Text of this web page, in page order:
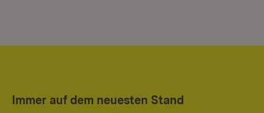
Immer auf dem neuesten Stand